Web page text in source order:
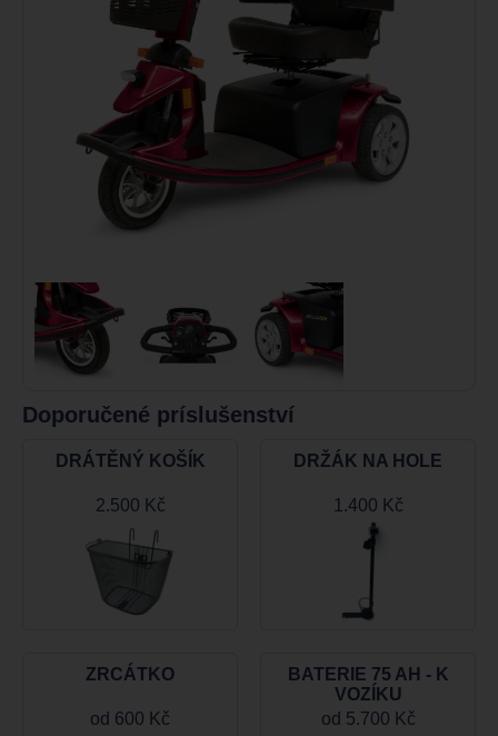
Doporučené príslušenství
DRÁTĚNÝ KOŠÍK
2.500 Kč
DRŽÁK NA HOLE
1.400 Kč
ZRCÁTKO
od 600 Kč
BATERIE 75 AH - K
VOZÍKU
od 5.700 Kč